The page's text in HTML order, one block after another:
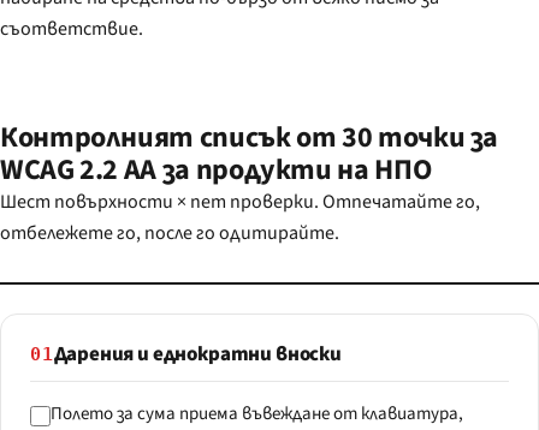
съответствие.
Контролният списък от 30 точки за
WCAG 2.2 AA за продукти на НПО
Шест повърхности × пет проверки. Отпечатайте го,
отбележете го, после го одитирайте.
01Дарения и еднократни вноски
Полето за сума приема въвеждане от клавиатура,